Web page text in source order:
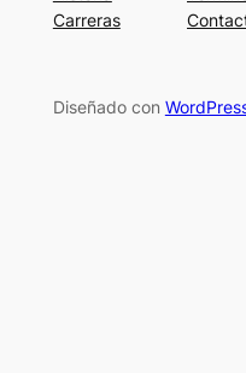
Carreras
Diseñado con